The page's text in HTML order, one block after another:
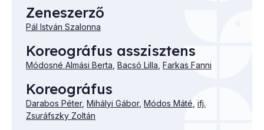
Zeneszerző
Pál István Szalonna
Koreográfus asszisztens
Módosné Almási Berta Bacsó Lilla Farkas Fanni
Koreográfus
Darabos Péter, Mihályi Gábor, Módos Máté ifj.
Zsuráfszky Zoltán